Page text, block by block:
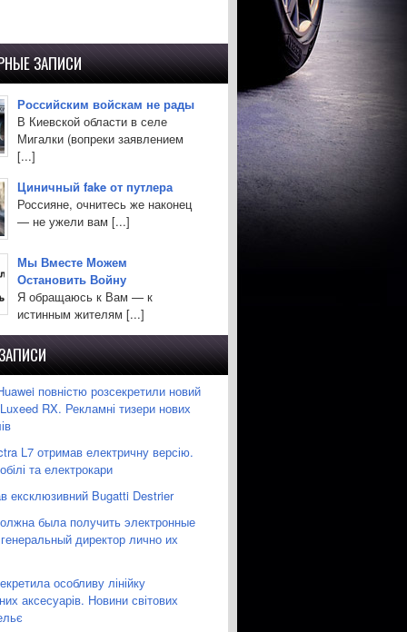
ЗАПИСИ
Российским войскам не рады
В Киевской области в селе
Мигалки (вопреки заявлением
[...]
Циничный fake от путлера
Россияне, очнитесь же наконец
— не ужели вам [...]
Мы Вместе Можем
Остановить Войну
Я обращаюсь к Вам — к
истинным жителям [...]
повністю розсекретили новий
RX. Рекламні тизери нових
L7 отримав електричну версію.
та електрокари
ексклюзивний Bugatti Destrier
была получить электронные
директор лично их
особливу лінійку
аксесуарів. Новини світових